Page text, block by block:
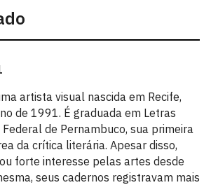
artista visual nascida em Recife,
de 1991. É graduada em Letras
de Pernambuco, sua primeira
da crítica literária. Apesar disso,
forte interesse pelas artes desde
seus cadernos registravam mais